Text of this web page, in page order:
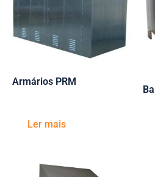
Armários PRM
Ler mais